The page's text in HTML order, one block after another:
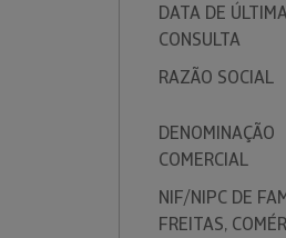
DATA DE
CONSULTA
RAZÃO SOCIAL
DENOMINAÇÃO
COMERCIAL
NIF/NIPC DE
FREITAS,